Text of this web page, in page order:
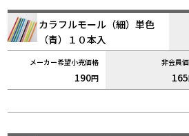
カラフルモール（細）単色
（青）１０本入
190円 165